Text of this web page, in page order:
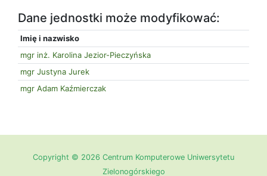
Dane jednostki może modyfikować:
Imię i nazwisko
mgr inż. Karolina Jezior-Pieczyńska
mgr Justyna Jurek
mgr Adam Kaźmierczak
Copyright © 2026 Centrum Komputerowe Uniwersytetu
Zielonogórskiego